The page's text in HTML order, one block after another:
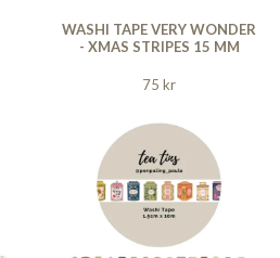
WASHI TAPE VERY WONDER
- XMAS STRIPES 15 MM
75 kr